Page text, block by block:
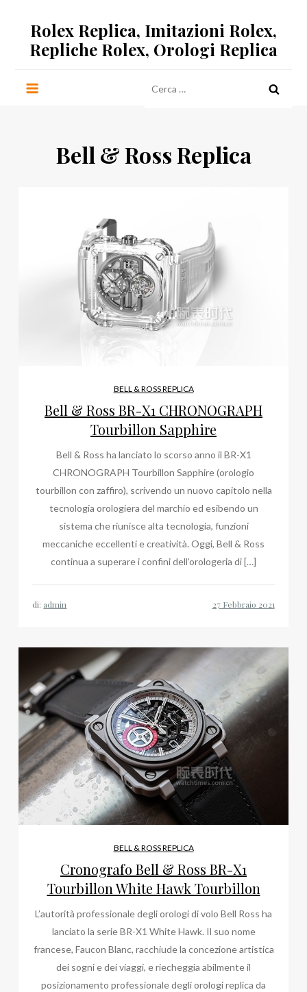
contenuto
Rolex Replica, Imitazioni Rolex,
Repliche Rolex, Orologi Replica
per:
Bell & Ross Replica
BELL & ROSS REPLICA
Bell & Ross BR-X1 CHRONOGRAPH
Tourbillon Sapphire
Bell & Ross ha lanciato lo scorso anno il BR-X1
CHRONOGRAPH Tourbillon Sapphire (orologio
tourbillon con zaffiro), scrivendo un nuovo capitolo nella
tecnologia orologiera del marchio ed esibendo un
sistema che riunisce alta tecnologia, funzioni
meccaniche eccellenti e creatività. Oggi, Bell & Ross
continua a superare i confini dell’orologeria di […]
di: admin
BELL & ROSS REPLICA
Cronografo Bell & Ross BR-X1
Tourbillon White Hawk Tourbillon
L’autorità professionale degli orologi di volo Bell Ross ha
lanciato la serie BR-X1 White Hawk. Il suo nome
francese, Faucon Blanc, racchiude la concezione artistica
dei sogni e dei viaggi, e riecheggia abilmente il
posizionamento professionale degli orologi replica da